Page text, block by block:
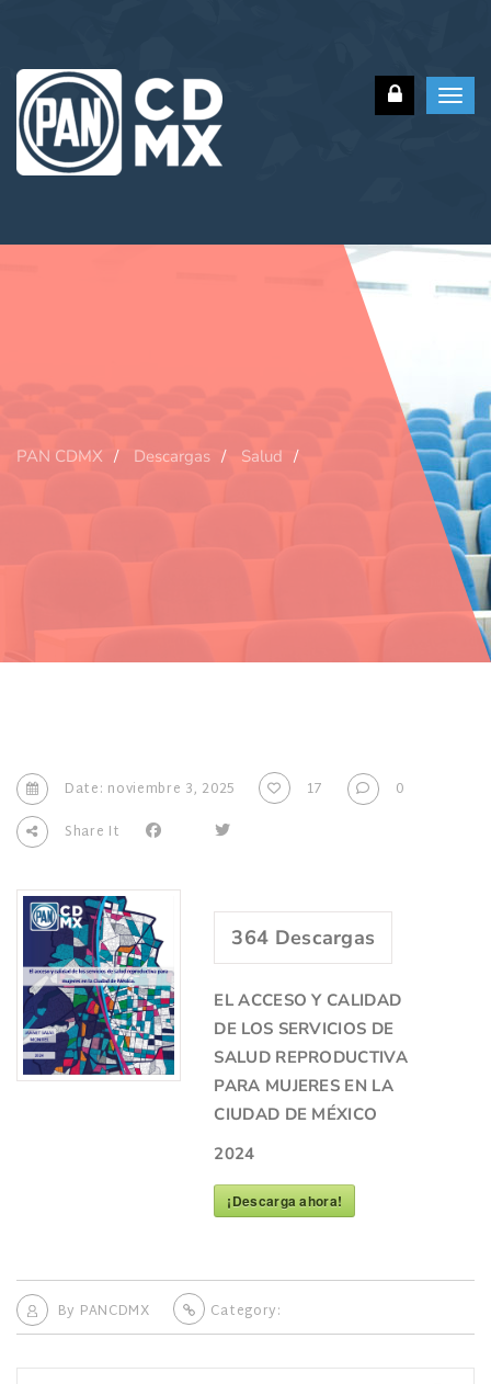
PAN CDMX Descargas Salud
Date: noviembre 3, 2025 17
0
Share It
364 Descargas
EL ACCESO Y CALIDAD
DE LOS SERVICIOS DE
SALUD REPRODUCTIVA
PARA MUJERES EN LA
CIUDAD DE MÉXICO
2024
¡Descarga ahora!
By PANCDMX Category: